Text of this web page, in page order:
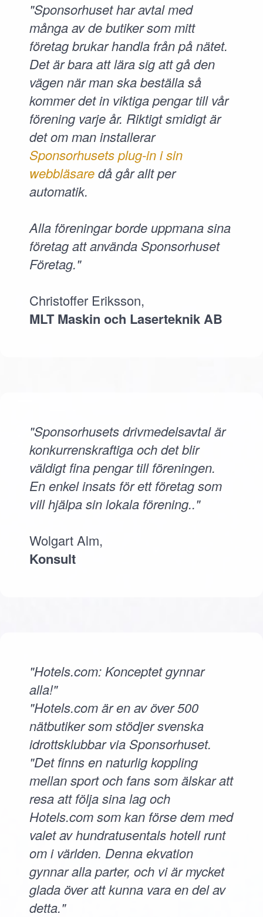
"Sponsorhuset har avtal med
många av de butiker som mitt
företag brukar handla från på nätet.
Det är bara att lära sig att gå den
vägen när man ska beställa så
kommer det in viktiga pengar till vår
förening varje år. Riktigt smidigt är
det om man installerar
Sponsorhusets plug-in i sin
webbläsaredå går allt per
automatik.
Alla föreningar borde uppmana sina
företag att använda Sponsorhuset
Företag."
Christoffer Eriksson,
MLT Maskin och Laserteknik AB
"Sponsorhusets drivmedelsavtal är
konkurrenskraftiga och det blir
väldigt fina pengar till föreningen.
En enkel insats för ett företag som
vill hjälpa sin lokala förening.."
Wolgart Alm,
Konsult
"Hotels.com: Konceptet gynnar
alla!"
"Hotels.com är en av över 500
nätbutiker som stödjer svenska
idrottsklubbar via Sponsorhuset.
"Det finns en naturlig koppling
mellan sport och fans som älskar att
resa att följa sina lag och
Hotels.com som kan förse dem med
valet av hundratusentals hotell runt
om i världen. Denna ekvation
gynnar alla parter, och vi är mycket
glada över att kunna vara en del av
detta."